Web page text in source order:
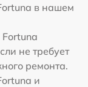
в нашем
не требует
ремонта.
и